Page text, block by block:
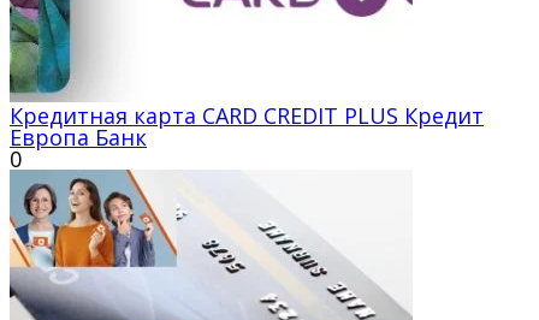
Кредитная карта CARD CREDIT PLUS Кредит
Европа Банк
0